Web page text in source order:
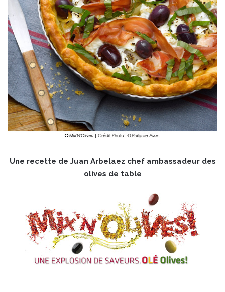
Une recette de Juan Arbelaez chef ambassadeur des
olives de table